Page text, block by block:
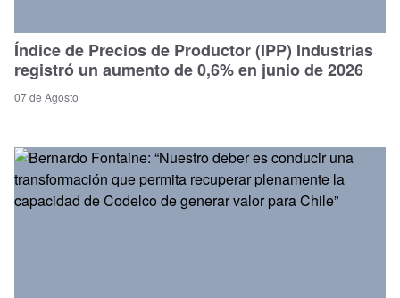
Índice de Precios de Productor (IPP) Industrias
registró un aumento de 0,6% en junio de 2026
07 de Agosto